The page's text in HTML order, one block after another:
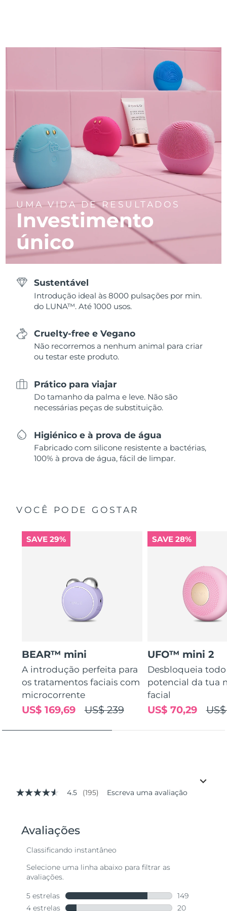
UMA VIDA DE RESULTADOS
Investimento
único
Sustentável
Introdução ideal às 8000 pulsações por min.
do LUNA™. Até 1000 usos.
Cruelty-free e Vegano
Não recorremos a nenhum animal para criar
ou testar este produto.
Prático para viajar
Do tamanho da palma e leve. Não são
necessárias peças de substituição.
Higiénico e à prova de água
Fabricado com silicone resistente a bactérias,
100% à prova de água, fácil de limpar.
VOCÊ PODE GOSTAR
SAVE 29%
BEAR™ mini
A introdução perfeita para
os tratamentos faciais com
microcorrente
US$ 239
US$ 169,69
SAVE 28%
UFO™ mini 2
Desbloqueia
potencial da tua
facial
US$ 70,29
4.5
valor
médio
avaliação.
195
Reviews.
abre
4.5 (195) Escreva uma avaliação